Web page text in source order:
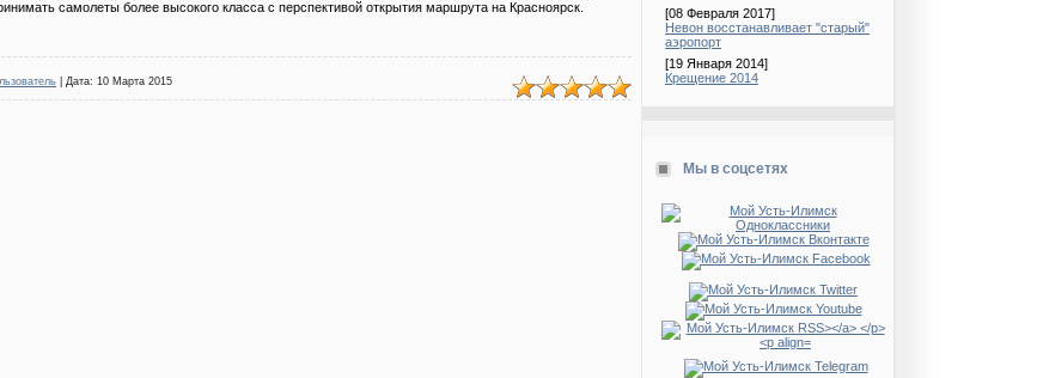
самолеты более высокого класса с перспективой открытия маршрута на Красноярск.
| Дата: 10 Марта 2015
[08 Февраля 2017]
Невон восстанавливает "старый"
аэропорт
[19 Января 2014]
Крещение 2014
Мы в соцсетях